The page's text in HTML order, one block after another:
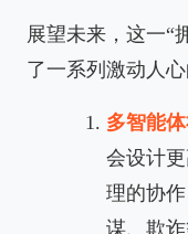
展望未来，这一“
了一系列激动人心
多智能
会设计
理的协
谋、欺